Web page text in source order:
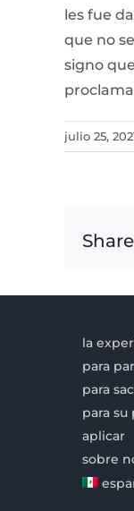
les fue
que no
signo
julio 25,
la
para
para
para su
aplicar
sobre